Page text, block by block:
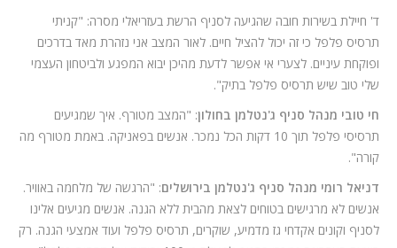
ד' חיילת בשירות חובה שהגיעה לסניף הרשת בעזריאלי מסרה: "קניתי
תרסיס פלפל כי זה יכול להציל חיים. לאור המצב אני נזהרת מאד בדרכים
ופוקחת עיניים. לצערי אי אפשר לדעת מהיכן יבוא המפגע ולביטחון העצמי
שלי טוב שיש תרסיס פלפל בתיק".
חי טובי מנהל סניף ג'נטלמן בחולון: "המצב מטורף. איך שמגיעים
תרסיסי פלפל תוך 10 דקות הכל נמכר. אנשים בפאניקה. באמת מטורף מה
קורה".
דניאל רומי מנהל סניף ג'נטלמן בירושלים: "הרגשה של מלחמה באוויר.
אנשים לא מרגישים בטוחים לצאת מהבית ללא הגנה. אנשים מגיעים אלינו
לסניף וקונים אקדחי גז מדמיע, שוקרים, תרסיס פלפל ועוד אמצעי הגנה. רק